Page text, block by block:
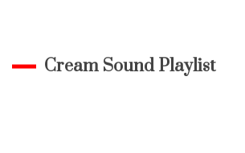
Cream Sound Playlist